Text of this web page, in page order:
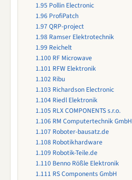
1.95 Pollin Electronic
1.96 ProfiPatch
1.97 QRP-project
1.98 Ramser Elektrotechnik
1.99 Reichelt
1.100 RF Microwave
1.101 RFW Elektronik
1.102 Ribu
1.103 Richardson Electronic
1.104 Riedl Elektronik
1.105 RLX COMPONENTS s.r.o.
1.106 RM Computertechnik GmbH
1.107 Roboter-bausatz.de
1.108 Robotikhardware
1.109 Robotik-Teile.de
1.110 Benno Rößle Elektronik
1.111 RS Components GmbH